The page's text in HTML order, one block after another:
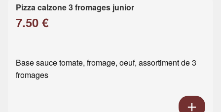
Pizza calzone 3 fromages junior
7.50 €
Base sauce tomate, fromage, oeuf, assortiment de 3
fromages